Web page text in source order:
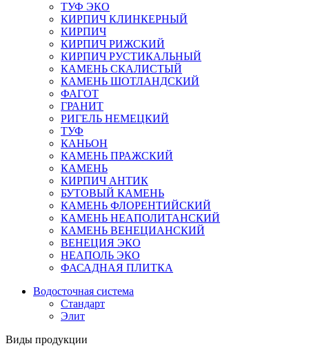
ТУФ ЭКО
КИРПИЧ КЛИНКЕРНЫЙ
КИРПИЧ
КИРПИЧ РИЖСКИЙ
КИРПИЧ РУСТИКАЛЬНЫЙ
КАМЕНЬ СКАЛИСТЫЙ
КАМЕНЬ ШОТЛАНДСКИЙ
ФАГОТ
ГРАНИТ
РИГЕЛЬ НЕМЕЦКИЙ
ТУФ
КАНЬОН
КАМЕНЬ ПРАЖСКИЙ
КАМЕНЬ
КИРПИЧ АНТИК
БУТОВЫЙ КАМЕНЬ
КАМЕНЬ ФЛОРЕНТИЙСКИЙ
КАМЕНЬ НЕАПОЛИТАНСКИЙ
КАМЕНЬ ВЕНЕЦИАНСКИЙ
ВЕНЕЦИЯ ЭКО
НЕАПОЛЬ ЭКО
ФАСАДНАЯ ПЛИТКА
Водосточная система
Стандарт
Элит
Виды продукции